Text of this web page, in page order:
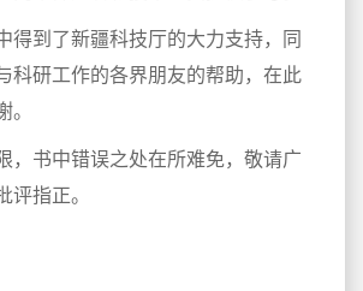
得到了新疆科技厅的大力支持，同
科研工作的各界朋友的帮助，在此
。
，书中错误之处在所难免，敬请广
评指正。